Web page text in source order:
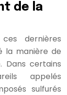
de la
dernières
la manière de
Dans certains
appelés
sulfurés